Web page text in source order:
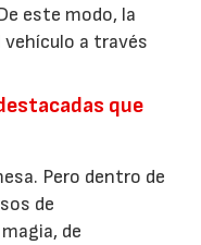
este modo, la
vehículo a través
que
Pero dentro de
de
de